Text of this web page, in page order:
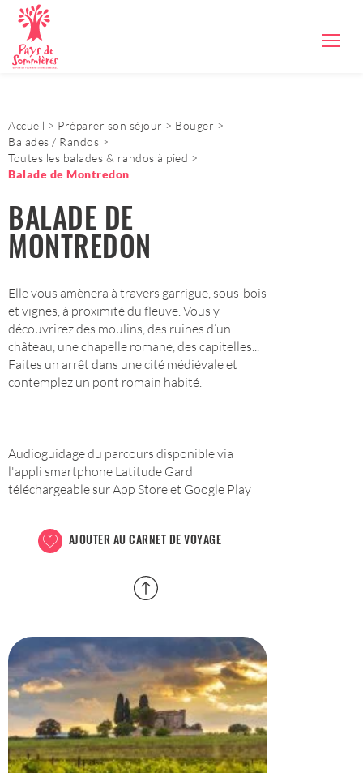
Accueil Préparer son séjour
Bouger
Balades / Randos
Toutes les balades & randos à pied
Balade de Montredon
BALADE DE
MONTREDON
Elle vous amènera à travers garrigue, sous-bois
et vignes, à proximité du fleuve. Vous y
découvrirez des moulins, des ruines d’un
château, une chapelle romane, des capitelles...
Faites un arrêt dans une cité médiévale et
contemplez un pont romain habité.
Audioguidage du parcours disponible via
l'appli smartphone Latitude Gard
téléchargeable sur App Store et Google Play
AJOUTER AU CARNET DE VOYAGE